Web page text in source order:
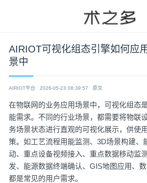
AIRIOT可视化组态引擎如何应
景中
AIRIOT平台 2026-05-23 08:39:57 原文
在物联网的业务应用场景中，可视化组态
能需求。不同的行业场景，都需要将物联
务场景状态进行直观的可视化展示，供使
策。如工艺流程用能监测、3D场景构建、
动、重点设备视频接入、重点数据移动监
发、能源数据终端确认、GIS地图应用、
都是常见的用户需求。